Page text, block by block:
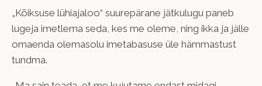
„Kõiksuse lühiajaloo“ suurepärane jätkulugu paneb
lugeja imetlema seda, kes me oleme, ning ikka ja jälle
omaenda olemasolu imetabasuse üle hämmastust
tundma.